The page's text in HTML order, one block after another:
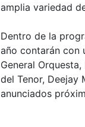
amplia variedad
Dentro de la
año contarán con
General
del Tenor, Deejay
anunciados